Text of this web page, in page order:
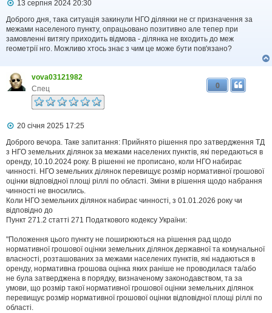
П
в
і
д
о
м
н
н
13 серпня 2024 20:30
Доброго дня, така ситуація закинули НГО ділянки не сг призначення за
межами населеного пункту, опрацьовано позитивно але тепер при
замовленні витягу приходить відмова - ділянка не входить до меж
геометрії нго. Можливо хтось знає з чим це може бути пов'язано?
vova03121982
Спец
0
П
в
і
д
о
м
л
е
н
н
я
20 січня 2025 17:25
Доброго вечора. Таке запитання: Прийнято рішення про затвердження ТД
з НГО земельних ділянок за межами населених пунктів, які передаються в
оренду, 10.10.2024 року. В рішенні не прописано, коли НГО набирає
чинності. НГО земельних ділянок перевищує розмір нормативної грошової
оцінки відповідної площі ріллі по області. Зміни в рішення щодо набрання
чинності не вносились.
Коли НГО земельних ділянок набирає чинності, з 01.01.2026 року чи
відповідно до
Пункт 271.2 статті 271 Податкового кодексу України:
"Положення цього пункту не поширюються на рішення рад щодо
нормативної грошової оцінки земельних ділянок державної та комунальної
власності, розташованих за межами населених пунктів, які надаються в
оренду, нормативна грошова оцінка яких раніше не проводилася та/або
не була затверджена в порядку, визначеному законодавством, та за
умови, що розмір такої нормативної грошової оцінки земельних ділянок
перевищує розмір нормативної грошової оцінки відповідної площі ріллі по
області.